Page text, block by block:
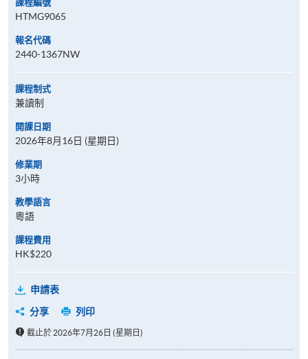
課程編號
HTMG9065
報名代碼
2440-1367NW
課程制式
兼讀制
開課日期
2026年8月16日 (星期日)
修業期
3小時
教學語言
粵語
課程費用
HK$220
申請表
分享
列印
截止於 2026年7月26日 (星期日)